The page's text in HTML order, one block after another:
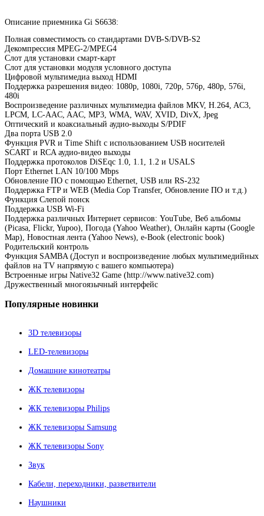
Описание приемника Gi S6638:
Полная совместимость со стандартами DVB-S/DVB-S2
Декомпрессия MPEG-2/MPEG4
Слот для установки смарт-карт
Слот для установки модуля условного доступа
Цифровой мультимедиа выход HDMI
Поддержка разрешения видео: 1080p, 1080i, 720p, 576p, 480p, 576i,
480i
Воспроизведение различных мультимедиа файлов MKV, H.264, AC3,
LPCM, LC-AAC, AAC, MP3, WMA, WAV, XVID, DivX, Jpeg
Оптический и коаксиальный аудио-выходы S/PDIF
Два порта USB 2.0
Функция PVR и Time Shift с использованием USB носителей
SCART и RCA аудио-видео выходы
Поддержка протоколов DiSEqc 1.0, 1.1, 1.2 и USALS
Порт Ethernet LAN 10/100 Mbps
Обновление ПО с помощью Ethernet, USB или RS-232
Поддержка FTP и WEB (Media Cop Transfer, Обновление ПО и т.д.)
Функция Слепой поиск
Поддержка USB Wi-Fi
Поддержка различных Интернет сервисов: YouTube, Веб альбомы
(Picasa, Flickr, Yupoo), Погода (Yahoo Weather), Онлайн карты (Google
Map), Новостная лента (Yahoo News), e-Book (electronic book)
Родительский контроль
Функция SAMBA (Доступ и воспроизведение любых мультимедийных
файлов на TV напрямую с вашего компьютера)
Встроенные игры Native32 Game (http://www.native32.com)
Дружественный многоязычный интерфейс
Популярные новинки
3D телевизоры
LED-телевизоры
Домашние кинотеатры
ЖК телевизоры
ЖК телевизоры Philips
ЖК телевизоры Samsung
ЖК телевизоры Sony
Звук
Кабели, переходники, разветвители
Наушники